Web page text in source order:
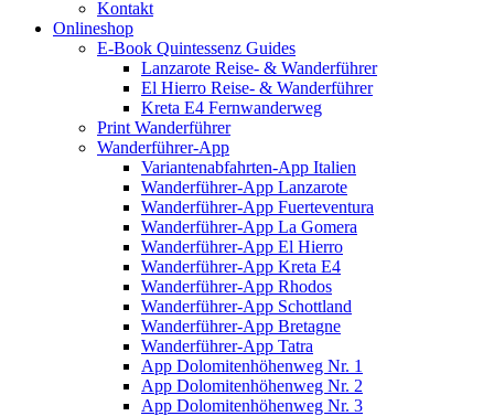
Kontakt
Onlineshop
E-Book Quintessenz Guides
Lanzarote Reise- & Wanderführer
El Hierro Reise- & Wanderführer
Kreta E4 Fernwanderweg
Print Wanderführer
Wanderführer-App
Variantenabfahrten-App Italien
Wanderführer-App Lanzarote
Wanderführer-App Fuerteventura
Wanderführer-App La Gomera
Wanderführer-App El Hierro
Wanderführer-App Kreta E4
Wanderführer-App Rhodos
Wanderführer-App Schottland
Wanderführer-App Bretagne
Wanderführer-App Tatra
App Dolomitenhöhenweg Nr. 1
App Dolomitenhöhenweg Nr. 2
App Dolomitenhöhenweg Nr. 3